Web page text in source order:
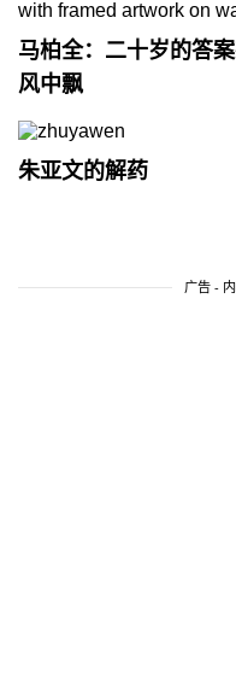
马柏全：二十岁的答
风中飘
朱亚文的解药
广告 -